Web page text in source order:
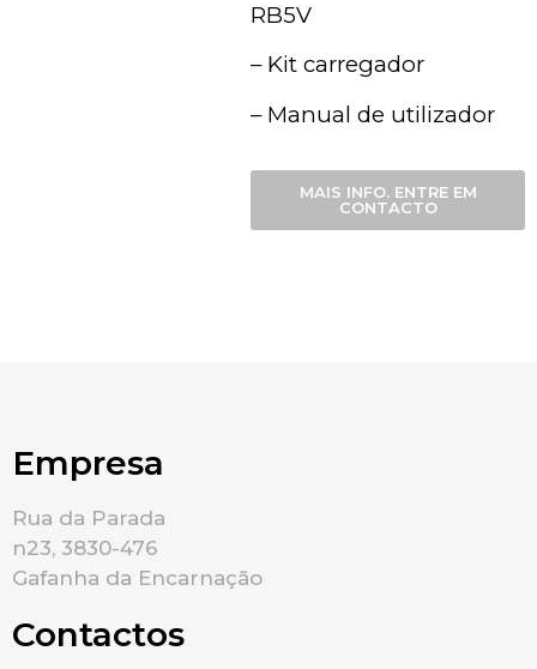
RB5V
– Kit carregador
– Manual de utilizador
MAIS INFO. ENTRE EM
CONTACTO
Empresa
Rua da Parada
n23, 3830-476
Gafanha da Encarnação
Contactos